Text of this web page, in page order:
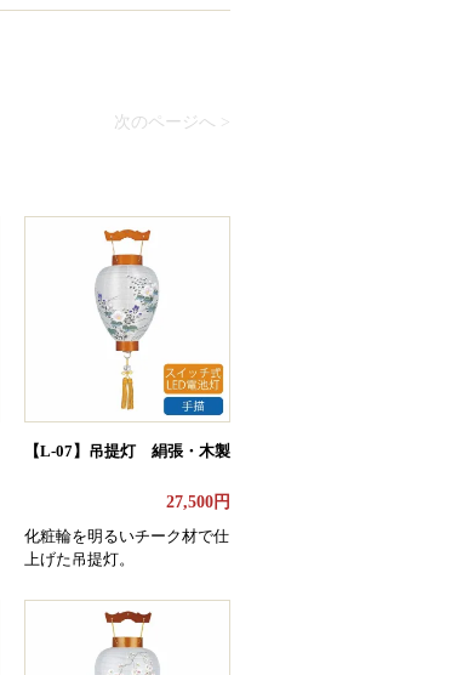
次のページへ >
【L-07】吊提灯 絹張・木製
27,500円
化粧輪を明るいチーク材で仕
上げた吊提灯。